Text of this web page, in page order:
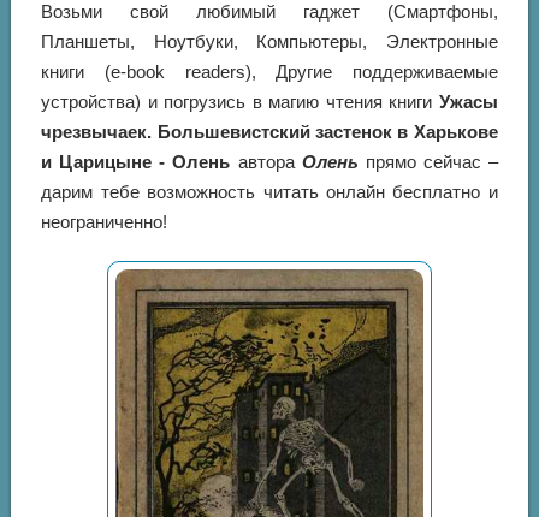
Возьми свой любимый гаджет (Смартфоны,
Планшеты, Ноутбуки, Компьютеры, Электронные
книги (e-book readers), Другие поддерживаемые
устройства) и погрузись в магию чтения книги Ужасы
чрезвычаек. Большевистский застенок в Харькове
и Царицыне - Олень автора Олень прямо сейчас –
дарим тебе возможность читать онлайн бесплатно и
неограниченно!